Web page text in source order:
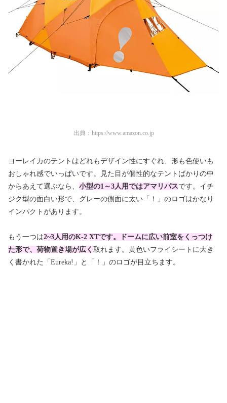
出典： https://www.amazon.co.jp
ヨーレイカのテントはどれもデザイン性にすぐれ、形も色使いも
おしゃれ感でいっぱいです。見た目が個性的なテントばかりの中
からあえて選ぶなら、 小型の1～3人用ではアマリパスです。イチ
ジク型の面白い形で、グレーの側面に太い「！」のロゴはかなり
インパクトがあります。
もう一つは2~3人用のK-2 XTです。ドームに広い前室をくっつけ
た形で、荷物置き場が広く 取れます。黄色いフライシートに大き
く書かれた「Eureka!」と「！」のロゴが目立ちます。